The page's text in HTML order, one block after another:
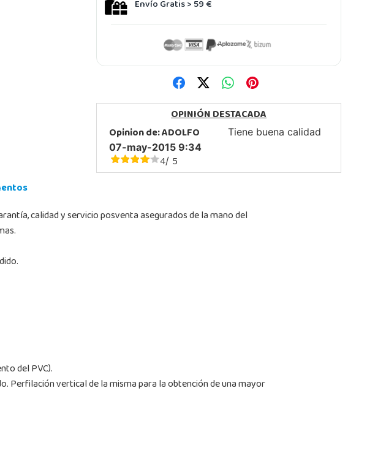
Envío Gratis > 59 €
OPINIÓN DESTACADA
Opinion de:ADOLFO
07-may-2015 9:34
4/ 5
Tiene buena calidad
calidad y servicio posventa asegurados de la mano del
del PVC).
Perfilación vertical de la misma para la obtención de una mayor